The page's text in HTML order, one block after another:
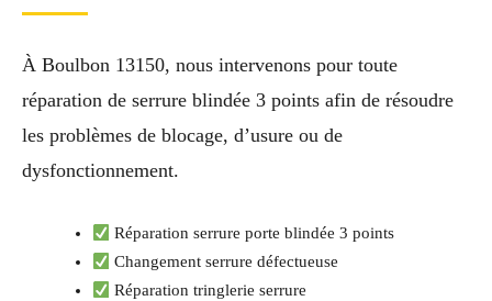
À Boulbon 13150, nous intervenons pour toute
réparation de serrure blindée 3 points afin de résoudre
les problèmes de blocage, d’usure ou de
dysfonctionnement.
Réparation serrure porte blindée 3 points
Changement serrure défectueuse
Réparation tringlerie serrure